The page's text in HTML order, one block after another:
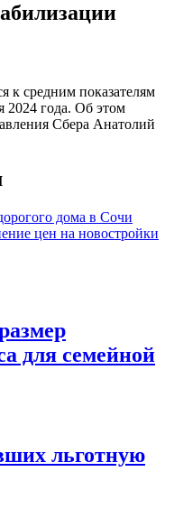
к средним показателям
2024 года. Об этом
Сбера Анатолий
дома в Сочи
цен на новостройки
для семейной
льготную